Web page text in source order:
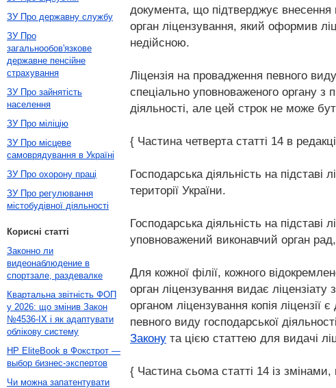
документа, що підтверджує внесення
орган ліцензування, який оформив
недійсною.
Ліцензія на провадження певного
спеціально уповноваженого органу з
діяльності, але цей строк не може
{ Частина четверта статті 14 в
Господарська діяльність на
території України.
Господарська діяльність на
уповноважений виконавчий орган рад,
Для кожної філії, кожного
орган ліцензування видає ліцензіату
органом ліцензування копія ліцензії
певного виду господарської
Закону та цією статтею для видачі
{ Частина сьома статті 14 із
ЗУ Про державну службу
ЗУ Про
загальнообов'язкове
державне пенсійне
страхування
ЗУ Про зайнятість
населення
ЗУ Про міліцію
ЗУ Про місцеве
самоврядування в Україні
ЗУ Про охорону праці
ЗУ Про регулювання
містобудівної діяльності
Корисні статті
Законно ли
видеонаблюдение в
спортзале, раздевалке
Квартальна звітність ФОП
у 2026: що змінив Закон
№4536-IX і як адаптувати
облікову систему
HP EliteBook в Фокстрот —
выбор бизнес-экспертов
Чи можна запатентувати